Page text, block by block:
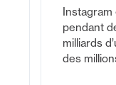
pendant
milliards
des